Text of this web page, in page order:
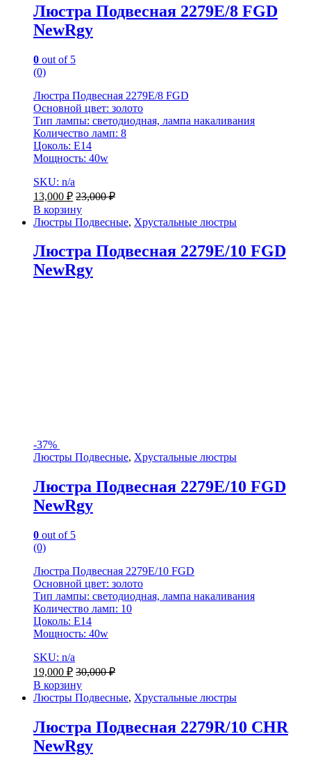
Люстра Подвесная 2279E/8 FGD
NewRgy
0 out of 5
(0)
Люстра Подвесная 2279E/8 FGD
Основной цвет: золото
Тип лампы: светодиодная, лампа накаливания
Количество ламп: 8
Цоколь: E14
Мощность: 40w
SKU: n/a
13,000 ₽ 23,000₽
В корзину
Люстры Подвесные, Хрустальные люстры
Люстра Подвесная 2279E/10 FGD
NewRgy
-37%
Люстры Подвесные, Хрустальные люстры
Люстра Подвесная 2279E/10 FGD
NewRgy
0 out of 5
(0)
Люстра Подвесная 2279E/10 FGD
Основной цвет: золото
Тип лампы: светодиодная, лампа накаливания
Количество ламп: 10
Цоколь: E14
Мощность: 40w
SKU: n/a
19,000 ₽ 30,000₽
В корзину
Люстры Подвесные, Хрустальные люстры
Люстра Подвесная 2279R/10 CHR
NewRgy